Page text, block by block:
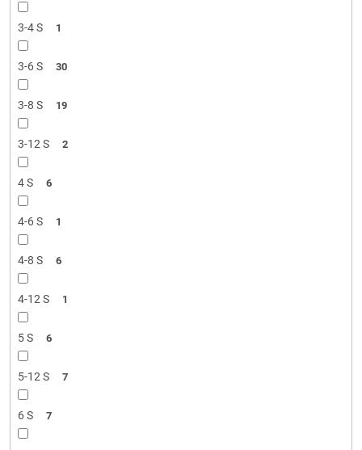
3-4 S 1
3-6 S 30
3-8 S 19
3-12 S 2
4 S 6
4-6 S 1
4-8 S 6
4-12 S 1
5 S 6
5-12 S 7
6 S 7